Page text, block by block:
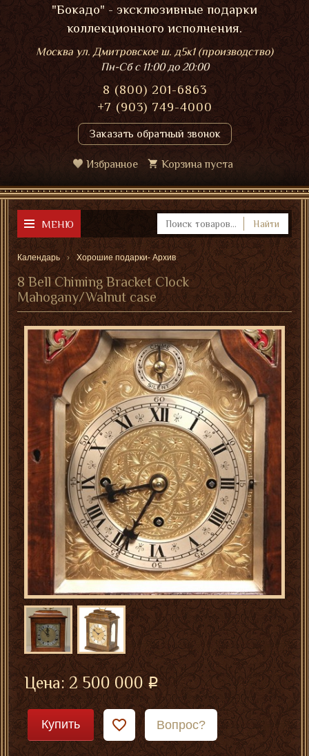
"Бокадо" - эксклюзивные подарки
коллекционного исполнения.
Москва ул. Дмитровское ш. д5к1 (производство)
Пн-Сбс 11:00 до 20:00
8 (800) 201-6863
+7 (903) 749-4000
Заказать обратный звонок
Избранное Корзина пуста
МЕНЮ Найти
Календарь Хорошие подарки- Архив
8 Bell Chiming Bracket Clock
Mahogany/Walnut case
Цена:2 500 000
Купить Вопрос?